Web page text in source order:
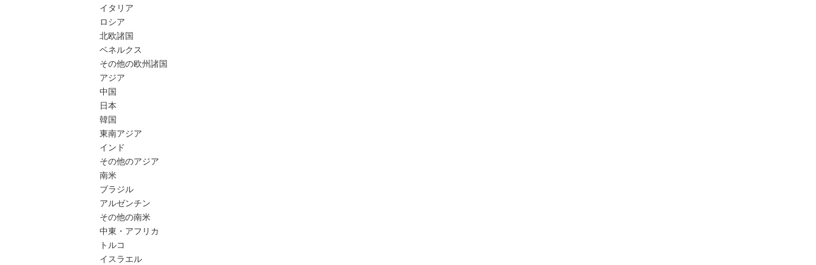
イタリア
ロシア
北欧諸国
ベネルクス
その他の欧州諸国
アジア
中国
日本
韓国
東南アジア
インド
その他のアジア
南米
ブラジル
アルゼンチン
その他の南米
中東・アフリカ
トルコ
イスラエル